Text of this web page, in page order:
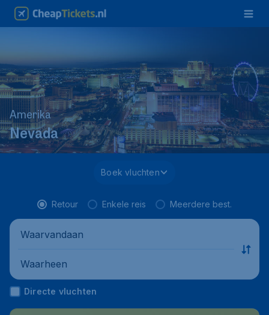
Amerika
Nevada
Boek vluchten
Retour Enkele reis Meerdere best.
Waarvandaan
Waarheen
Directe vluchten